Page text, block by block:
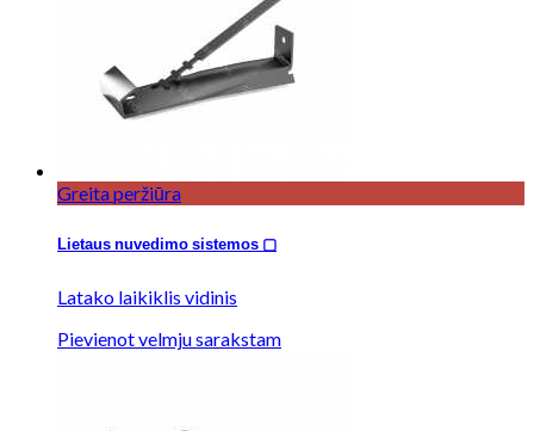
Greita peržiūra
Lietaus nuvedimo sistemos ▢
Latako laikiklis vidinis
Pievienot velmju sarakstam